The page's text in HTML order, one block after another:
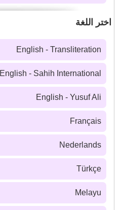
اختر اللغة
English - Transliteration
English - Sahih International
English - Yusuf Ali
Français
Nederlands
Türkçe
Melayu